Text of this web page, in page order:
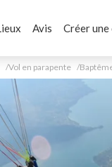
Avis Créer
Vol en parapente